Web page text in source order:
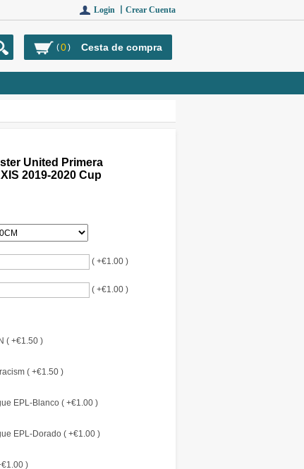
Login 丨 Crear Cuenta
(0) Cesta de compra
United Primera
2019-2020 Cup
( +€1.00 )
( +€1.00 )
( +€1.50 )
( +€1.50 )
EPL-Blanco ( +€1.00 )
EPL-Dorado ( +€1.00 )
)